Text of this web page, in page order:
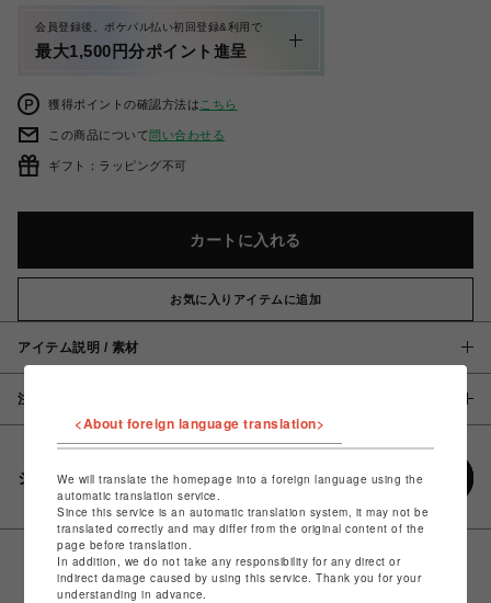
会員登録後、ポケパル払い初回登録&利用で
最大1,500円分ポイント進呈
獲得ポイントの確認方法は こちら
この商品について問い合わせる
ギフト：ラッピング不可
カートに入れる
お気に入りアイテムに追加
アイテム説明 / 素材
注意事項
シェアする
<About foreign language translation>
We will translate the homepage into a foreign language using the
automatic translation service.
Since this service is an automatic translation system, it may not be
translated correctly and may differ from the original content of the
page before translation.
In addition, we do not take any responsibility for any direct or
indirect damage caused by using this service. Thank you for your
understanding in advance.